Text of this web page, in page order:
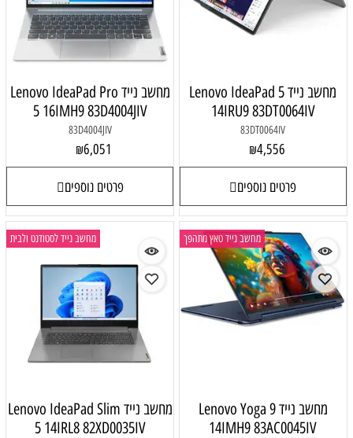
מחשב נייד Lenovo IdeaPad 5
14IRU9 83DT0064IV
83DT0064IV
₪4,556
פרטים נוספים
מחשב נייד Lenovo IdeaPad Pro
5 16IMH9 83D4004JIV
83D4004JIV
₪6,051
פרטים נוספים
מחשב נייד טאץ מתהפך
מחשב נייד Lenovo Yoga 9
14IMH9 83AC0045IV
מחשב נייד לסטודנט ולבית
מחשב נייד Lenovo IdeaPad Slim
5 14IRL8 82XD0035IV